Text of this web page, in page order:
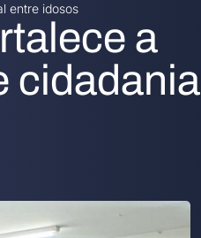
entre idosos
a
cidadania